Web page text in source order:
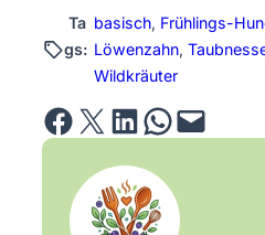
Ta
gs:
basisch, Frühlings-
Löwenzahn,
Wildkräuter
Share on Facebook Email this Page Share on LinkedIn Share on WhatsApp Email this Page